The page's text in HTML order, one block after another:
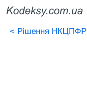
< Рішення НКЦПФР